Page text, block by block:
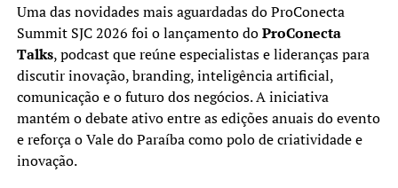
Uma das novidades mais aguardadas do ProConecta
Summit SJC 2026 foi o lançamento doProConecta
Talks, podcast que reúne especialistas e lideranças para
discutir inovação, branding, inteligência artificial,
comunicação e o futuro dos negócios. A iniciativa
mantém o debate ativo entre as edições anuais do evento
e reforça o Vale do Paraíba como polo de criatividade e
inovação.